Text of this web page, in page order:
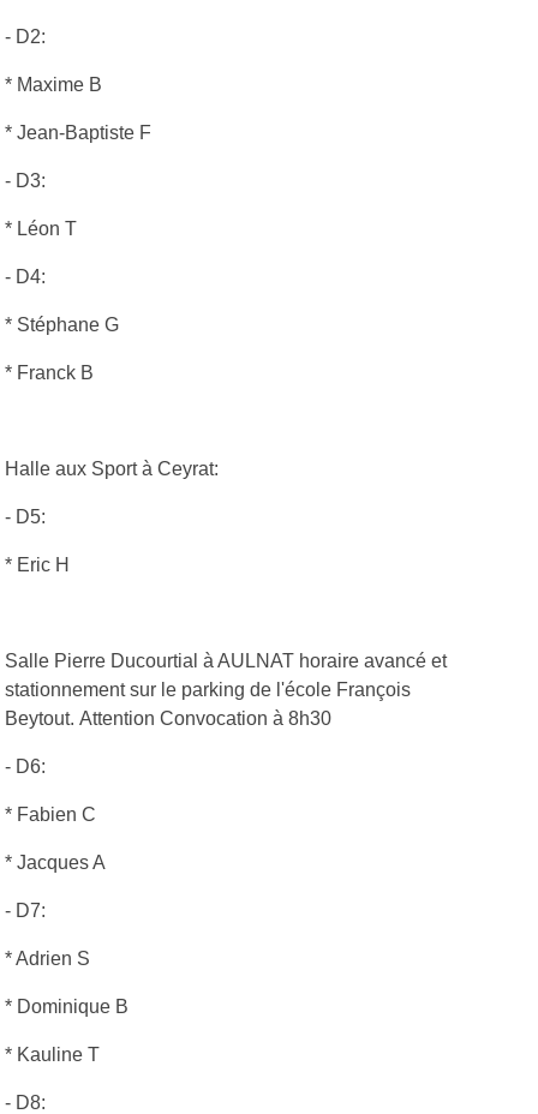
- D2:
* Maxime B
* Jean-Baptiste F
- D3:
* Léon T
- D4:
* Stéphane G
* Franck B
Halle aux Sport à Ceyrat:
- D5:
* Eric H
Salle Pierre Ducourtial à AULNAT horaire avancé et
stationnement sur le parking de l'école François
Beytout. Attention Convocation à 8h30
- D6:
* Fabien C
* Jacques A
- D7:
* Adrien S
* Dominique B
* Kauline T
- D8: